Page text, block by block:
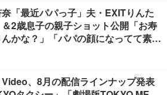
「最近パパっ子」夫・EXITりんた
2歳息子の親子ショット公開「お寿
かな？」「パパの顔になってて素
、8月の配信ラインナップ発表